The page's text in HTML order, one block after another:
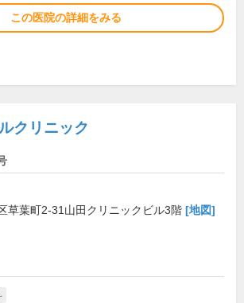
この医院の詳細をみる
クリニック
草葉町2-31山田クリニックビル3階 [地図]